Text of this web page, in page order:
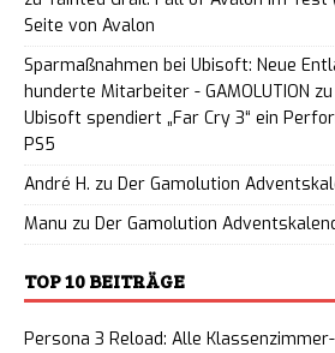
Seite von Avalon
Sparmaßnahmen bei Ubisoft: Neue
hunderte Mitarbeiter - GAMOLUTION zu
Ubisoft spendiert „Far Cry 3“ ein
PS5
André H. zu Der Gamolution
Manu zu Der Gamolution
TOP 10 BEITRÄGE
Persona 3 Reload: Alle